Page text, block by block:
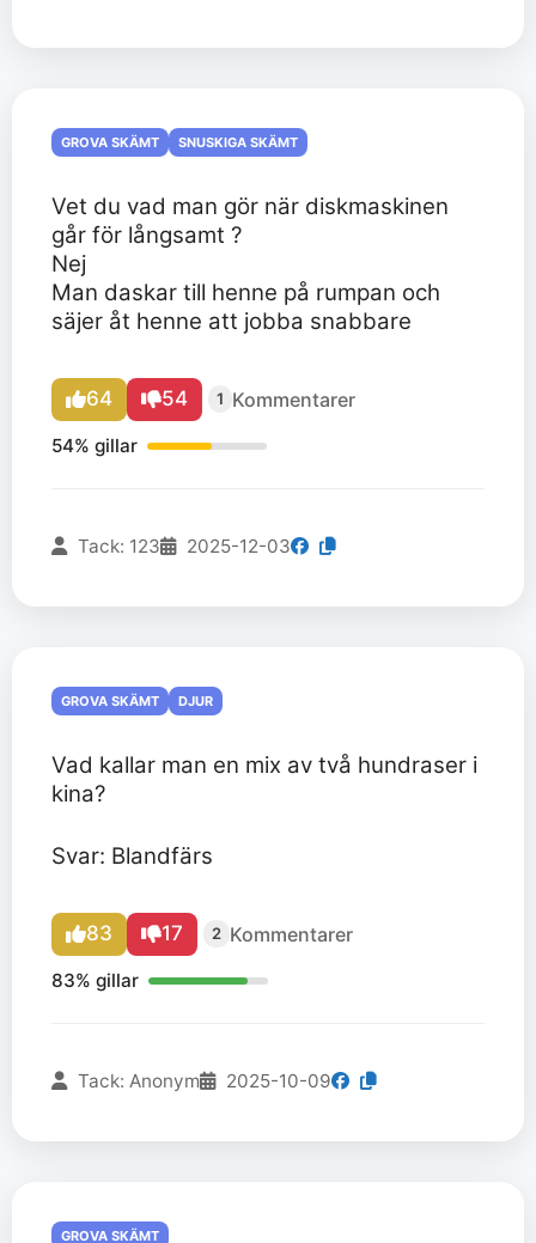
GROVA SKÄMT SNUSKIGA SKÄMT
Vet du vad man gör när diskmaskinen
går för långsamt ?
Nej
Man daskar till henne på rumpan och
säjer åt henne att jobba snabbare
64 54 1 Kommentarer
54% gillar
Tack: 123 2025-12-03
GROVA SKÄMT DJUR
Vad kallar man en mix av två hundraser i
kina?
Svar: Blandfärs
83 17 2 Kommentarer
83% gillar
Tack: Anonym 2025-10-09
GROVA SKÄMT